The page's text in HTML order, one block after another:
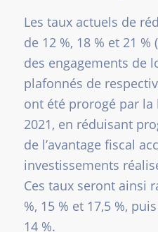
Les taux actuels de
de 12 %, 18 % et 21
des engagements de
plafonnés de
ont été prorogé par
2021, en réduisant
de l’avantage fiscal
investissements
Ces taux seront ainsi
%, 15 % et 17,5 %,
14 %.